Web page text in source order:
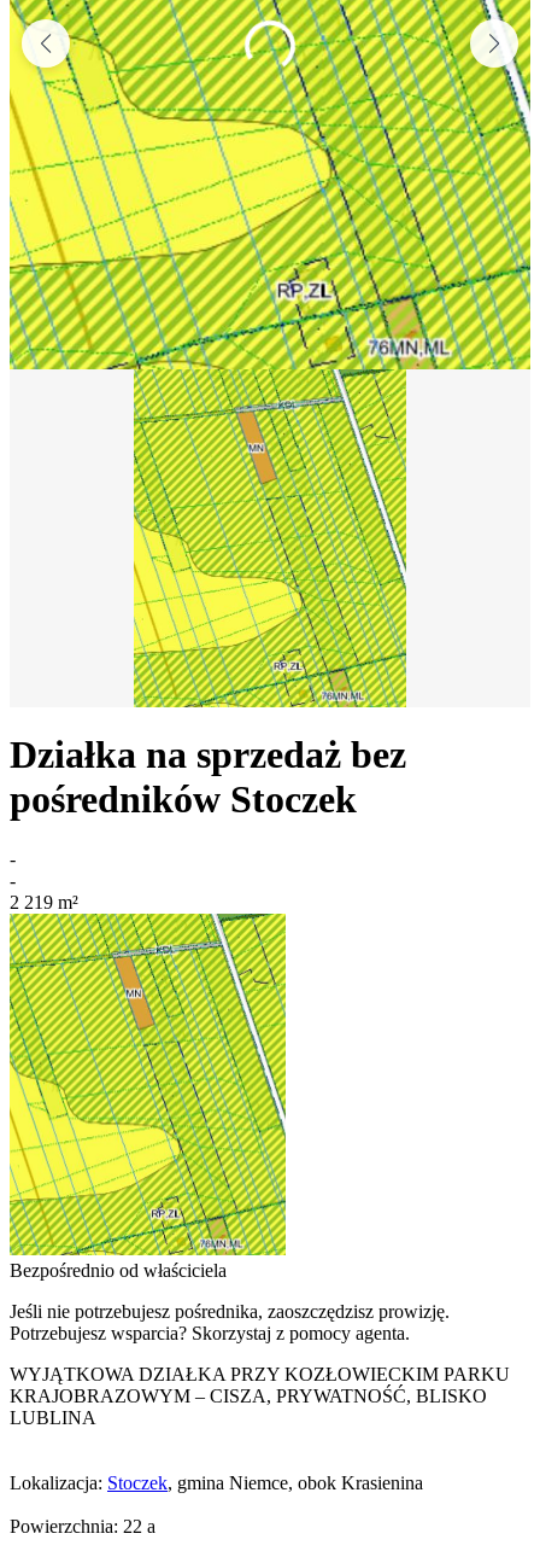
Działka na sprzedaż bez
pośredników Stoczek
-
-
2 219 m²
Bezpośrednio od właściciela
Jeśli nie potrzebujesz pośrednika, zaoszczędzisz prowizję.
Potrzebujesz wsparcia? Skorzystaj z pomocy agenta.
WYJĄTKOWA DZIAŁKA PRZY KOZŁOWIECKIM PARKU
KRAJOBRAZOWYM – CISZA, PRYWATNOŚĆ, BLISKO
LUBLINA
Lokalizacja: Stoczek, gmina Niemce, obok Krasienina
Powierzchnia: 22 a